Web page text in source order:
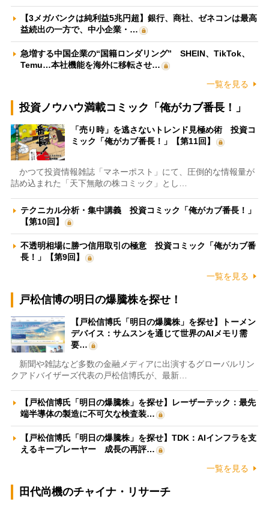
【3メガバンクは純利益5兆円超】銀行、商社、ゼネコンは最高
益続出の一方で、中小企業・…
急増する中国企業の“国籍ロンダリング” SHEIN、TikTok、
Temu…本社機能を海外に移転させ…
一覧を見る
投資ノウハウ満載コミック「俺がカブ番長！」
「売り時」を逃さないトレンド見極め術 投資コ
ミック「俺がカブ番長！」【第11回】
かつて投資情報雑誌「マネーポスト」にて、圧倒的な情報量が
詰め込まれた「天下無敵の株コミック」とし…
テクニカル分析・集中講義 投資コミック「俺がカブ番長！」
【第10回】
不透明相場に勝つ信用取引の極意 投資コミック「俺がカブ番
長！」【第9回】
一覧を見る
戸松信博の明日の爆騰株を探せ！
【戸松信博氏「明日の爆騰株」を探せ】トーメン
デバイス：サムスンを通じて世界のAIメモリ需
要…
新聞や雑誌など多数の金融メディアに出演するグローバルリン
クアドバイザーズ代表の戸松信博氏が、最新…
【戸松信博氏「明日の爆騰株」を探せ】レーザーテック：最先
端半導体の製造に不可欠な検査装…
【戸松信博氏「明日の爆騰株」を探せ】TDK：AIインフラを支
えるキープレーヤー 成長の再評…
一覧を見る
田代尚機のチャイナ・リサーチ